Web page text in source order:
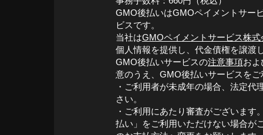
GMO後払いはGMOペイメントサー
ビスです。
当社はGMOペイメントサービス株式
個人情報を提供し、代金債権を譲渡
GMO後払いサービスの注意事項およ
意のうえ、GMO後払いサービスを
・ご利用者が未成年の場合、法定代
さい。
・ご利用にあたり審査がございま
払い」をご利用いただけない場合が